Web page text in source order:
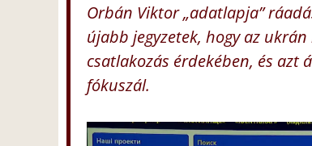
Orbán Viktor „adatlapja”
újabb jegyzetek, hogy az
csatlakozás érdekében, és azt
fókuszál.